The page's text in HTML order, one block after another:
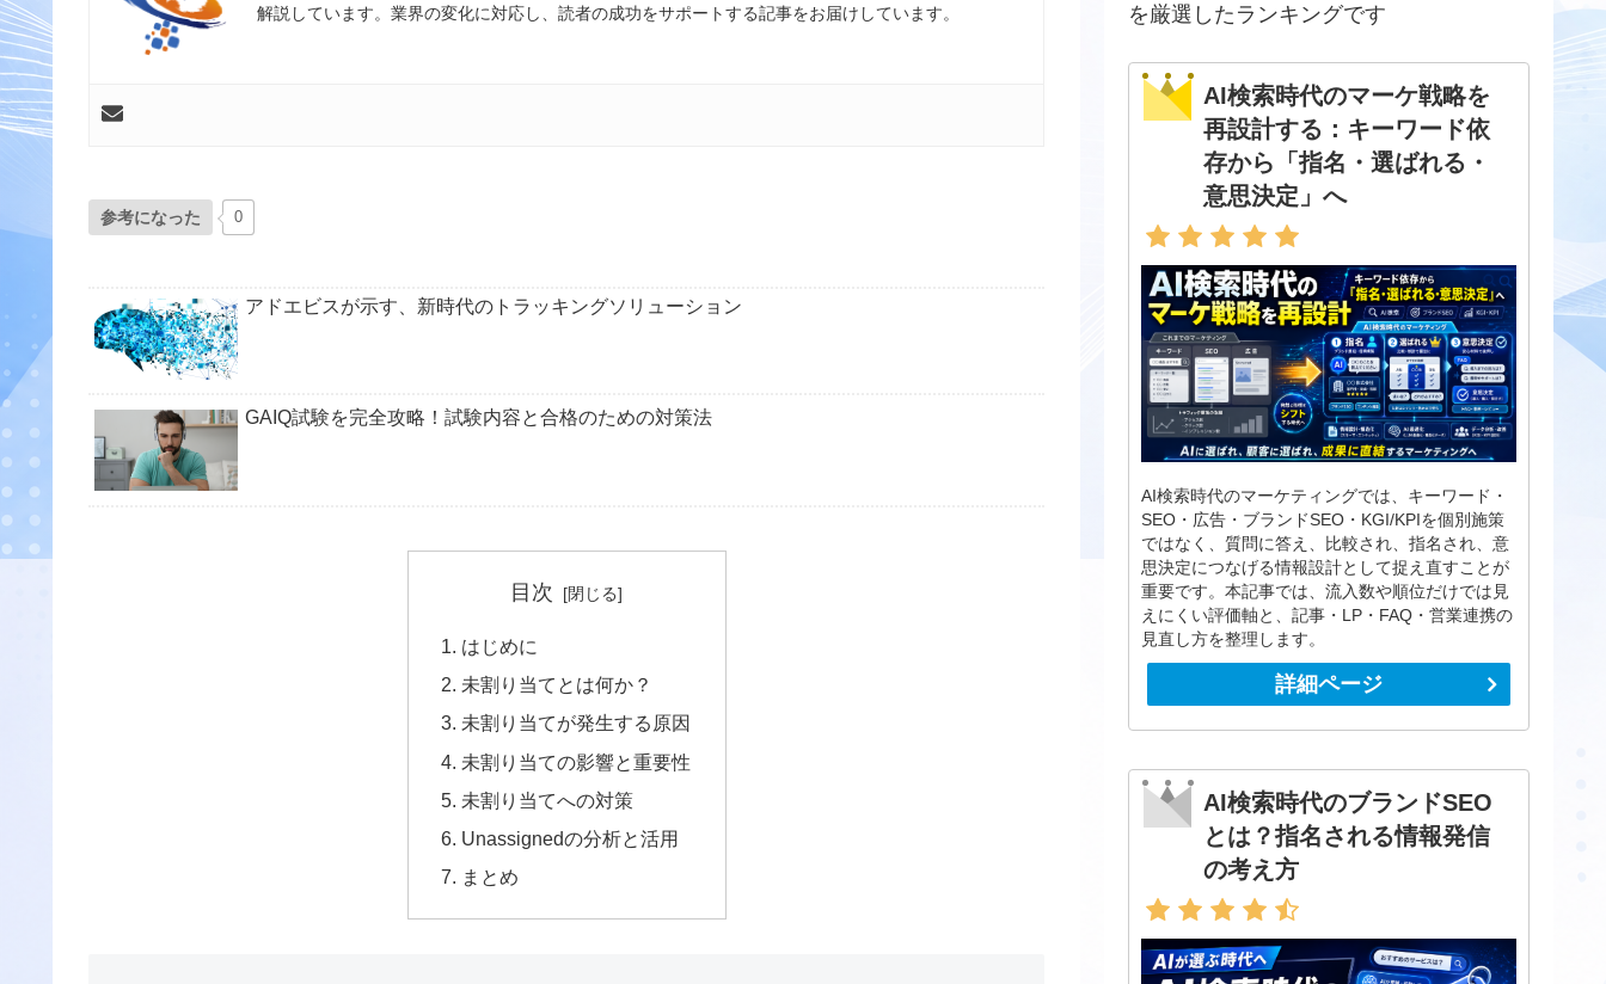
解説しています。業界の変化に対応し、読者の成功をサポートする記事をお届けしています。
参考になった 0
アドエビスが示す、新時代のトラッキングソリューション
GAIQ試験を完全攻略！試験内容と合格のための対策法
目次
はじめに
未割り当てとは何か？
未割り当てが発生する原因
未割り当ての影響と重要性
未割り当てへの対策
Unassignedの分析と活用
まとめ
を厳選したランキングです
AI検索時代のマーケ戦略を
再設計する：キーワード依
存から「指名・選ばれる・
意思決定」へ
AI検索時代のマーケティングでは、キーワード・
SEO・広告・ブランドSEO・KGI/KPIを個別施策
ではなく、質問に答え、比較され、指名され、意
思決定につなげる情報設計として捉え直すことが
重要です。本記事では、流入数や順位だけでは見
えにくい評価軸と、記事・LP・FAQ・営業連携の
見直し方を整理します。
詳細ページ
AI検索時代のブランドSEO
とは？指名される情報発信
の考え方